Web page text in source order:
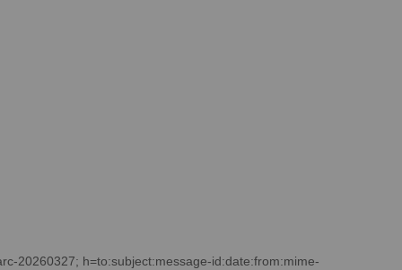
20260327; h=to:subject:message-id:date:from:mime-